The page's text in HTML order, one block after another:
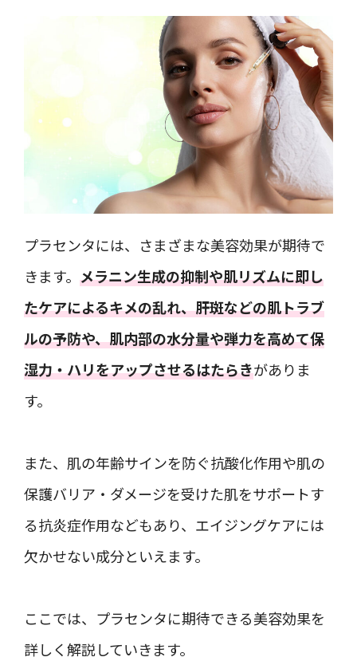
プラセンタには、さまざまな美容効果が期待で
きます。 メラニン生成の抑制や肌リズムに即し
たケアによるキメの乱れ、肝斑などの肌トラブ
ルの予防や、肌内部の水分量や弾力を高めて保
湿力・ハリをアップさせるはたらきがありま
す。
また、肌の年齢サインを防ぐ抗酸化作用や肌の
保護バリア・ダメージを受けた肌をサポートす
る抗炎症作用などもあり、エイジングケアには
欠かせない成分といえます。
ここでは、プラセンタに期待できる美容効果を
詳しく解説していきます。